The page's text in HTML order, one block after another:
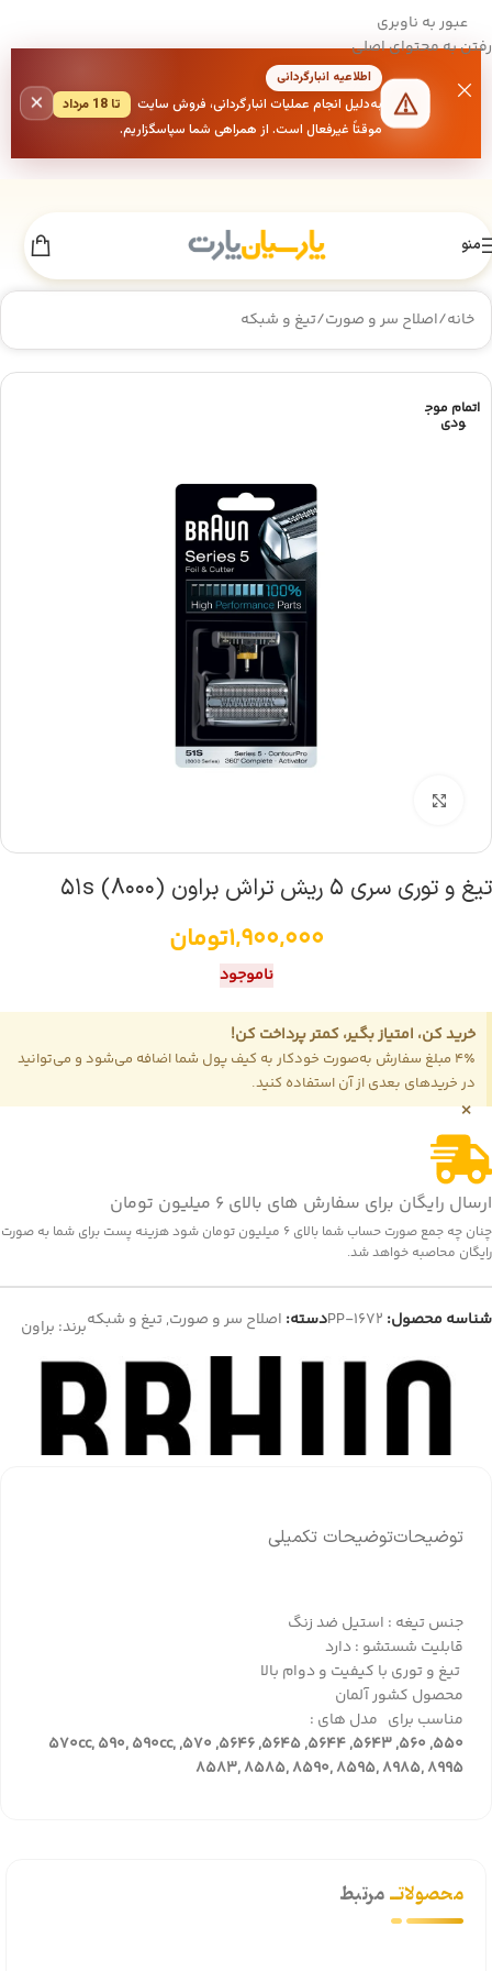
عبور به ناوبری
رفتن به محتوای اصلی
اطلاعیه انبارگردانی
به‌دلیل انجام عملیات انبارگردانی، فروش سایت
تا 18 مرداد
موقتاً غیرفعال است. از همراهی شما سپاسگزاریم.
×
منو
خانه/اصلاح سر و صورت/تیغ و شبکه
اتمام موج
ودی
تیغ و توری سری ۵ ریش تراش براون (۸۰۰۰) ۵۱s
1,900,000تومان
ناموجود
خرید کن، امتیاز بگیر، کمتر پرداخت کن!
4٪ مبلغ سفارش به‌صورت خودکار به کیف پول شما اضافه می‌شود و می‌توانید
در خریدهای بعدی از آن استفاده کنید.
×
ارسال رایگان برای سفارش های بالای 6 میلیون تومان
چنان چه جمع صورت حساب شما بالای 6 میلیون تومان شود هزینه پست برای شما به صورت
رایگان محاصبه خواهد شد.
شناسه محصول: PP-1672دسته: اصلاح سر و صورت,تیغ و شبکهبرند: براون
توضیحاتتوضیحات تکمیلی
جنس تیغه : استیل ضد زنگ
قابلیت شستشو : دارد
تیغ و توری با کیفیت و دوام بالا
محصول کشور آلمان
مناسب برای مدل های :
550, 560, 5643, 5644, 5645, 5646, 570, 570cc, 590, 590cc,
8583, 8585, 8590, 8595, 8985, 8995
محصولاتــمرتبط